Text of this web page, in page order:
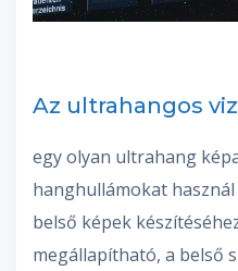
Az ultrahangos
egy olyan ultrahang
hanghullámokat
belső képek
megállapítható, a belső